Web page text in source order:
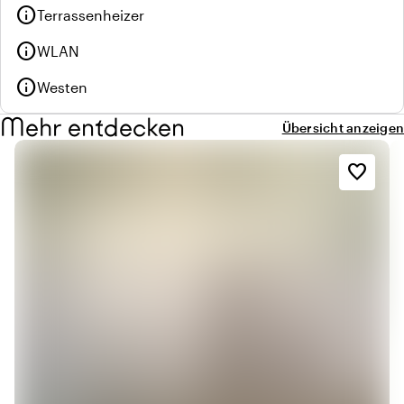
infoTerrassenheizer
infoWLAN
infoWesten
Mehr entdecken Übersicht anzeigen
favorite_border